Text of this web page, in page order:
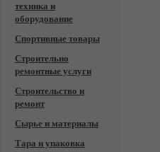
техника и
оборудование
Спортивные товары
Строительно
ремонтные услуги
Строительство и
ремонт
Сырье и материалы
Тара и упаковка